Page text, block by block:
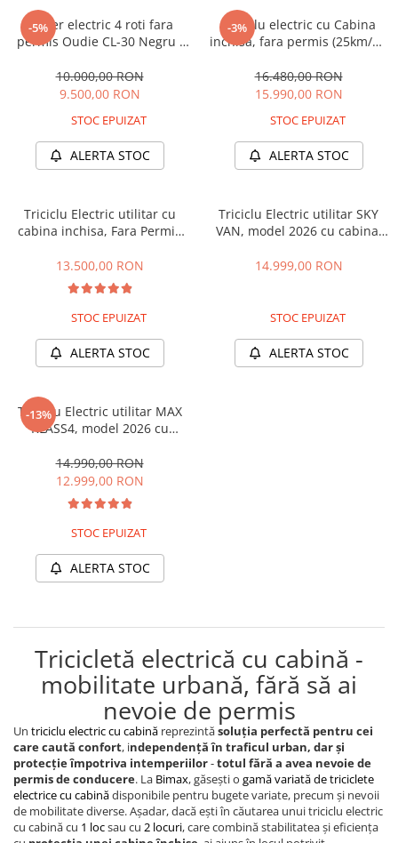
ACCESORII
Huse
Masini Electrice
Masina Electrica RDB
Masina Electrica Arora
Masina Electrica 25 km/h
Scutere Electrice
Cu 3 Roti fara Permis
Cu 4 Roti
Fara Permis
25 km/h
50 km/h
Chopper
➔ Geeli
➔ RDB
➔ Z-Tech
➔ Kuba
PIESE DE SCHIMB
Baterii
Baterii 48V
Baterii 60V
Camere
Cauciucuri
-5%
Scuter electric 4 roti fara
permis Oudie CL-30 Negru ,
20Ah, viteza 25km/h,
autonomie aprox 50km (Cu
10.000,00 RON
9.500,00 RON
STOC EPUIZAT
ALERTA STOC
-3%
Triciclu electric cu Cabina
inchisa, fara permis (25km/h),
basculabila, autonomie max
16.480,00 RON
15.990,00 RON
STOC EPUIZAT
ALERTA STOC
Triciclu Electric utilitar cu
cabina inchisa, Fara Permis
Kamyonet cu volan,
autonomie max 70km, 72V
58Amperi, Bena Basculabila,
Masa Maxima 676kg, Carte
13.500,00 RON
STOC EPUIZAT
ALERTA STOC
Triciclu Electric utilitar SKY
VAN, model 2026 cu cabina,
(viteza max 25km/h), Carte
14.999,00 RON
STOC EPUIZAT
ALERTA STOC
-13%
Triciclu Electric utilitar MAX
KLASS4, model 2026 cu
Permis (viteza max 25km/h),
Carte RAR inclusa
14.990,00 RON
12.999,00 RON
STOC EPUIZAT
ALERTA STOC
Tricicletă electrică cu cabină -
mobilitate urbană, fără să ai
nevoie de permis
Un triciclu electric cu cabină reprezintăsoluția perfectă pentru cei
care caută confort, independență în traficul urban, dar și
protecție împotriva intemperiilor-totul fără a avea nevoie de
permis de conducere. La Bimax, găsești o gamă variată de triciclete
electrice cu cabinădisponibile pentru bugete variate, precum și nevoii
de mobilitate diverse. Așadar, dacă ești în căutarea unui triciclu electric
cu cabină cu 1 locsau cu 2 locuri, care combină stabilitatea și eficiența